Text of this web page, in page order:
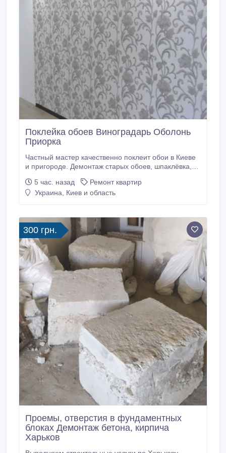
Поклейка обоев Виноградарь Оболонь
Приорка
Частный мастер качественно поклеит обои в Киеве
и пригороде. Демонтаж старых обоев, шпаклёвка,
0671443255.
5 час. назад
Ремонт квартир
Украина, Киев и область
300 грн.
Проемы, отверстия в фундаментных
блоках Демонтаж бетона, кирпича
Харьков